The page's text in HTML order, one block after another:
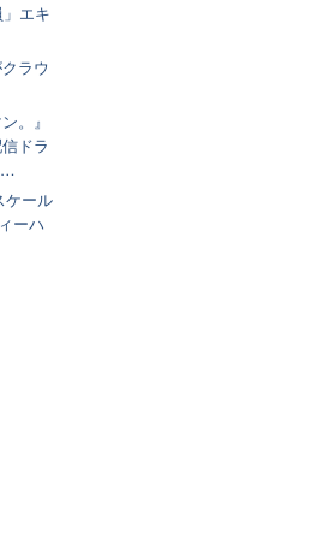
エキ
ラウ
。』
ドラ
ケール
ーハ